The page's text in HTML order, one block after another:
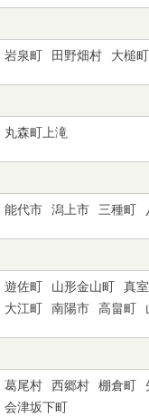
岩泉町 田野畑村 大槌町
丸森町上滝
能代市 潟上市 三種町
遊佐町 山形金山町 真
大江町
南陽市 高畠町
葛尾村 西郷村 棚倉町
会津坂下町